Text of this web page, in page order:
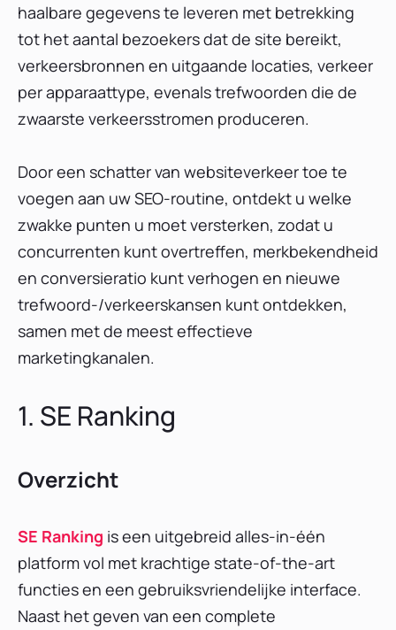
haalbare gegevens te leveren met betrekking
tot het aantal bezoekers dat de site bereikt,
verkeersbronnen en uitgaande locaties, verkeer
per apparaattype, evenals trefwoorden die de
zwaarste verkeersstromen produceren.
Door een schatter van websiteverkeer toe te
voegen aan uw SEO-routine, ontdekt u welke
zwakke punten u moet versterken, zodat u
concurrenten kunt overtreffen, merkbekendheid
en conversieratio kunt verhogen en nieuwe
trefwoord-/verkeerskansen kunt ontdekken,
samen met de meest effectieve
marketingkanalen.
1. SE Ranking
Overzicht
SE Ranking is een uitgebreid alles-in-één
platform vol met krachtige state-of-the-art
functies en een gebruiksvriendelijke interface.
Naast het geven van een complete